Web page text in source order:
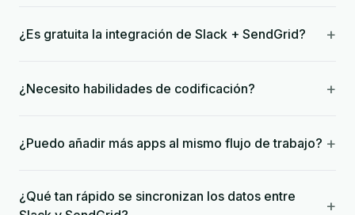
¿Es gratuita la integración de Slack + SendGrid? +
¿Necesito habilidades de codificación? +
¿Puedo añadir más apps al mismo flujo de trabajo? +
¿Qué tan rápido se sincronizan los datos entre
+